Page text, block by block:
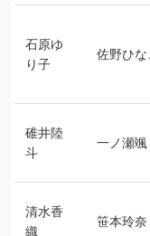
石原ゆ
り子
佐野ひな
碓井陸
斗
一ノ瀬颯
清水香
織
笹本玲奈